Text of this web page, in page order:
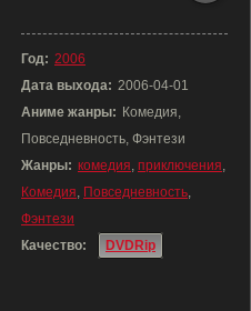
Год: 2006
Дата выхода: 2006-04-01
Аниме жанры: Комедия,
Повседневность, Фэнтези
Жанры: комедия, приключения,
Комедия, Повседневность,
Фэнтези
Качество:
DVDRip